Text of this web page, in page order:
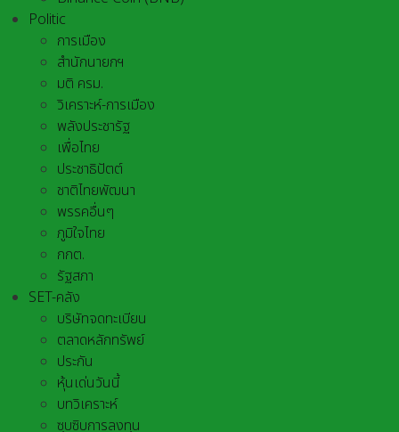
Politic
การเมือง
สำนักนายกฯ
มติ ครม.
วิเคราะห์-การเมือง
พลังประชารัฐ
เพื่อไทย
ประชาธิปัตต์
ชาติไทยพัฒนา
พรรคอื่นๆ
ภูมิใจไทย
กกต.
รัฐสภา
SET-คลัง
บริษัทจดทะเบียน
ตลาดหลักทรัพย์
ประกัน
หุ้นเด่นวันนี้
บทวิเคราะห์
ซุบซิบการลงทุน